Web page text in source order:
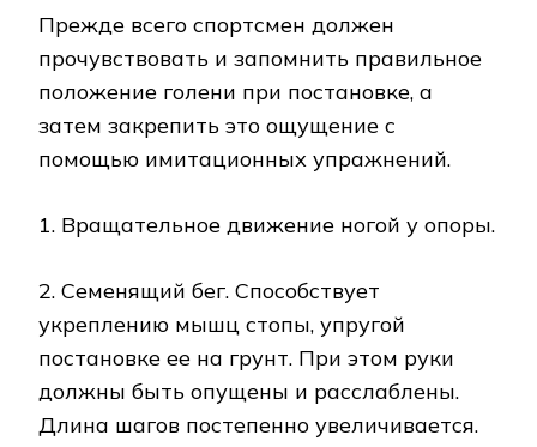
Прежде всего спортсмен должен
прочувствовать и запомнить правильное
положение голени при постановке, а
затем закрепить это ощущение с
помощью имитационных упражнений.
1. Вращательное движение ногой у опоры.
2. Семенящий бег. Способствует
укреплению мышц стопы, упругой
постановке ее на грунт. При этом руки
должны быть опущены и расслаблены.
Длина шагов постепенно увеличивается.